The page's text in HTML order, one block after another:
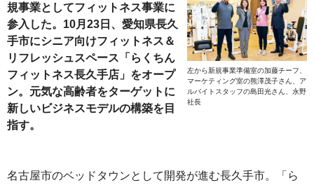
左から新規事業準備室の加藤チーフ、
マーケティング室の熊澤茂子さん、ア
ルバイトスタッフの島田光さん、永野
社長
規事業としてフィットネス事業に
参入した。10月23日、愛知県長久
手市にシニア向けフィットネス＆
リフレッシュスペース「らくちん
フィットネス長久手店」をオープ
ン。元気な高齢者をターゲットに
新しいビジネスモデルの構築を目
指す。
名古屋市のベッドタウンとして開発が進む長久手市。「ら